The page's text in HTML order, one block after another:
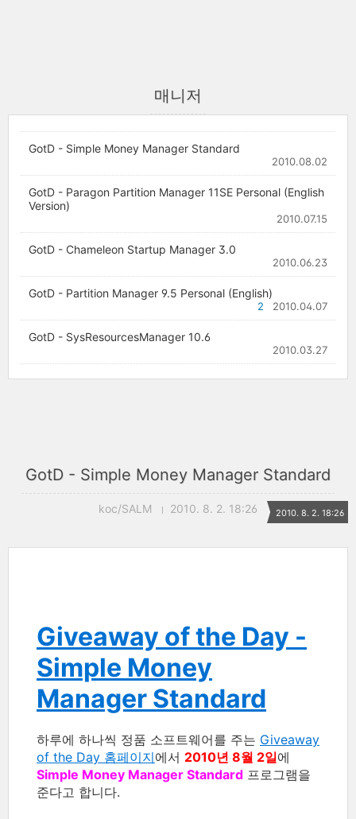
매니저
GotD - Simple Money Manager Standard
2010.08.02
GotD - Paragon Partition Manager 11SE Personal (English
Version)
2010.07.15
GotD - Chameleon Startup Manager 3.0
2010.06.23
GotD - Partition Manager 9.5 Personal (English)
2010.04.07
2
GotD - SysResourcesManager 10.6
2010.03.27
GotD - Simple Money Manager Standard
koc/SALM 2010. 8. 2. 18:26 2010. 8. 2. 18:26
Giveaway of the Day -
Simple Money
Manager Standard
하루에 하나씩 정품 소프트웨어를 주는 Giveaway
of the Day 홈페이지에서 2010년 8월 2일에
Simple Money Manager Standard 프로그램을
준다고 합니다.